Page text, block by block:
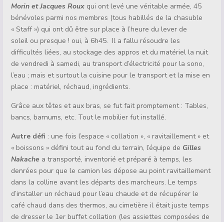
Morin et Jacques Roux qui ont levé une véritable armée, 45
bénévoles parmi nos membres (tous habillés de la chasuble
« Staff ») qui ont dû être sur place à l’heure du lever de
soleil ou presque ! oui, à 6h45. Il a fallu résoudre les
difficultés liées, au stockage des appros et du matériel la nuit
de vendredi à samedi, au transport d’électricité pour la sono,
l’eau ; mais et surtout la cuisine pour le transport et la mise en
place : matériel, réchaud, ingrédients.
Grâce aux têtes et aux bras, se fut fait promptement : Tables,
bancs, barnums, etc. Tout le mobilier fut installé.
Autre défi : une fois l’espace « collation », « ravitaillement » et
« boissons » défini tout au fond du terrain, l’équipe de Gilles
Nakache a transporté, inventorié et préparé à temps, les
denrées pour que le camion les dépose au point ravitaillement
dans la colline avant les départs des marcheurs. Le temps
d’installer un réchaud pour l’eau chaude et de récupérer le
café chaud dans des thermos, au cimetière il était juste temps
de dresser le 1er buffet collation (les assiettes composées de